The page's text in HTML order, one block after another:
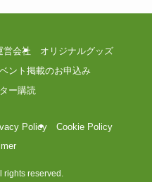
営会社
オリジナルグッズ
ント掲載のお申込み
ー購読
Policy
Cookie Policy
rights reserved.